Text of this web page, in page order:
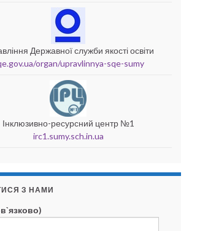
Державної служби якості освіти
organ/upravlinnya-sqe-sumy
Інклюзивно-ресурсний центр №1
irc1.sumy.sch.in.ua
З НАМИ